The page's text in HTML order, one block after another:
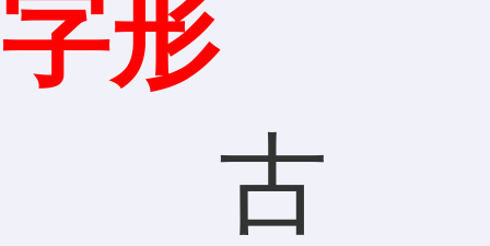
字形
古